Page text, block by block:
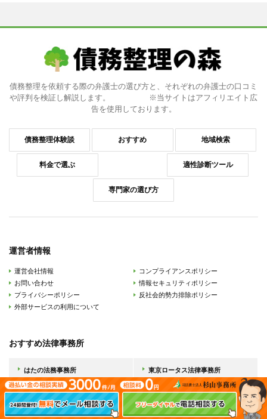
債務整理を依頼する際の弁護士の選び方と、それぞれの弁護士の口コミ
や評判を検証し解説します。 ※当サイトはアフィリエイト広
告を使用しております。
債務整理体験談 おすすめ 地域検索
料金で選ぶ 適性診断ツール
専門家の選び方
運営者情報
運営会社情報
お問い合わせ
プライバシーポリシー
外部サービスの利用について
コンプライアンスポリシー
情報セキュリティポリシー
反社会的勢力排除ポリシー
おすすめ法律事務所
はたの法務事務所 東京ロータス法律事務所
サンク総合法律事務所 杉山事務所